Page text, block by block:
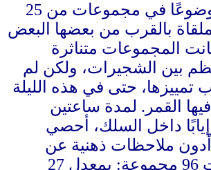
في مجموعات من 25
ملقاة بالقرب من بعضها البعض
المجموعات متناثرة
بين الشجيرات، ولكن لم
حتى في هذه الليلة
القمر . لمدة ساعتين
داخل السلك، أحصي
ملاحظات ذهنية عن
96 مجموعة: بمعدل 27